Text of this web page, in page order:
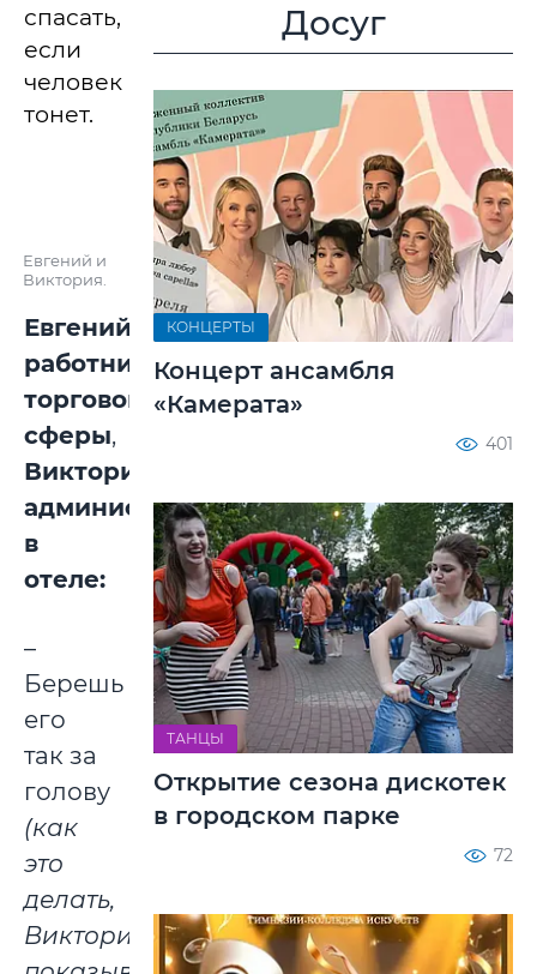
спасать,
если
человек
тонет.
Евгений и
Виктория.
Евгений,
работник
торговой
сферы,
Виктория,
администратор
в
отеле:
–
Берешь
его
так за
голову
(как
это
делать,
Виктория
Досуг
КОНЦЕРТЫ
Концерт ансамбля
«Камерата»
401
ТАНЦЫ
Открытие сезона дискотек
в городском парке
72